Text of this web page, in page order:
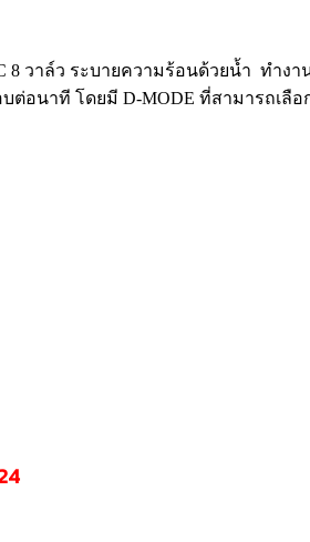
8 วาล์ว ระบายความร้อนด้วยน้ำ ทำง
ต่อนาที โดยมี D-MODE ที่สามารถเลือ